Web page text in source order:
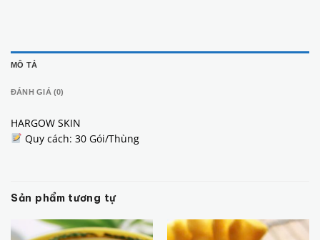
MÔ TẢ
ĐÁNH GIÁ (0)
HARGOW SKIN
Quy cách: 30 Gói/Thùng
Sản phẩm tương tự